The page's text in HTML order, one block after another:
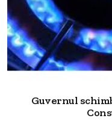
Guvernul